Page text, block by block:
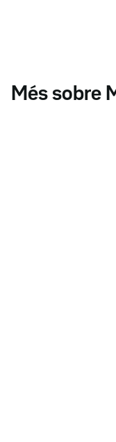
Més sobre